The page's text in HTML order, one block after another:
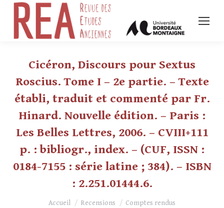
Cicéron, Discours pour Sextus
Roscius. Tome I – 2e partie. – Texte
établi, traduit et commenté par Fr.
Hinard. Nouvelle édition. – Paris :
Les Belles Lettres, 2006. – CVIII+111
p. : bibliogr., index. – (CUF, ISSN :
0184-7155 : série latine ; 384). – ISBN
: 2.251.01444.6.
Vous êtes ici :Accueil Recensions
Comptes rendus